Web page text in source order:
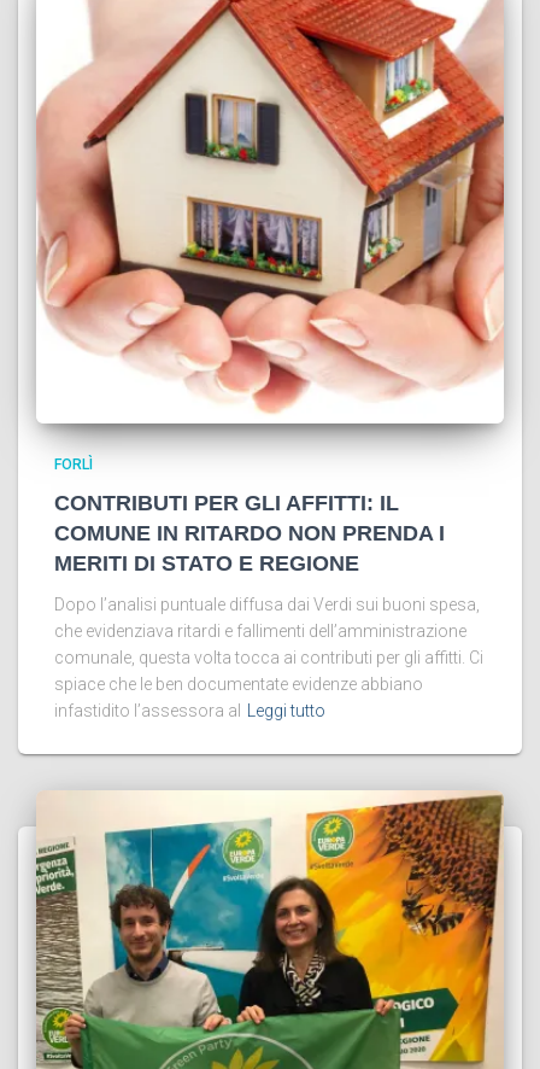
FORLÌ
CONTRIBUTI PER GLI AFFITTI: IL
COMUNE IN RITARDO NON PRENDA I
MERITI DI STATO E REGIONE
Dopo l’analisi puntuale diffusa dai Verdi sui buoni spesa,
che evidenziava ritardi e fallimenti dell’amministrazione
comunale, questa volta tocca ai contributi per gli affitti. Ci
spiace che le ben documentate evidenze abbiano
infastidito l’assessora al
Leggi tutto